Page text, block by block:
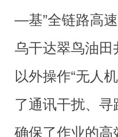
—基”全链路高
乌干达翠鸟油田
以外操作“无人
了通讯干扰、
确保了作业的